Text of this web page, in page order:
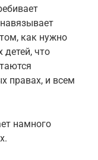
как нужно
что
правах, и всем
намного